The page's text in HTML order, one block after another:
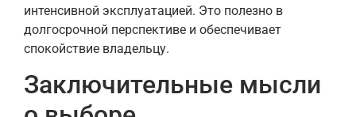
интенсивной эксплуатацией. Это полезно в
долгосрочной перспективе и обеспечивает
спокойствие владельцу.
Заключительные мысли